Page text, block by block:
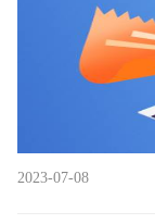
2023-07-08